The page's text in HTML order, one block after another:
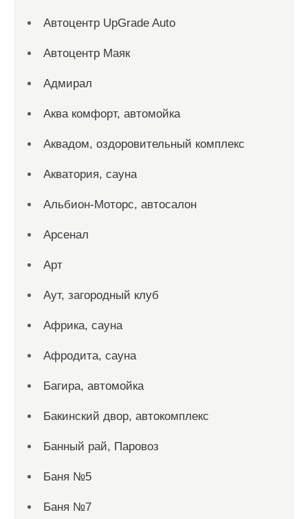
Автоцентр UpGrade Auto
Автоцентр Маяк
Адмирал
Аква комфорт, автомойка
Аквадом, оздоровительный комплекс
Акватория, сауна
Альбион-Моторс, автосалон
Арсенал
Арт
Аут, загородный клуб
Африка, сауна
Афродита, сауна
Багира, автомойка
Бакинский двор, автокомплекс
Банный рай, Паровоз
Баня №5
Баня №7